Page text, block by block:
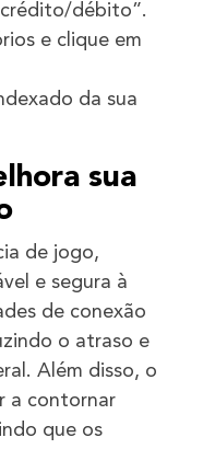
débito”.
e clique em
da sua
sua
de jogo,
e segura à
de conexão
o atraso e
Além disso, o
a contornar
que os